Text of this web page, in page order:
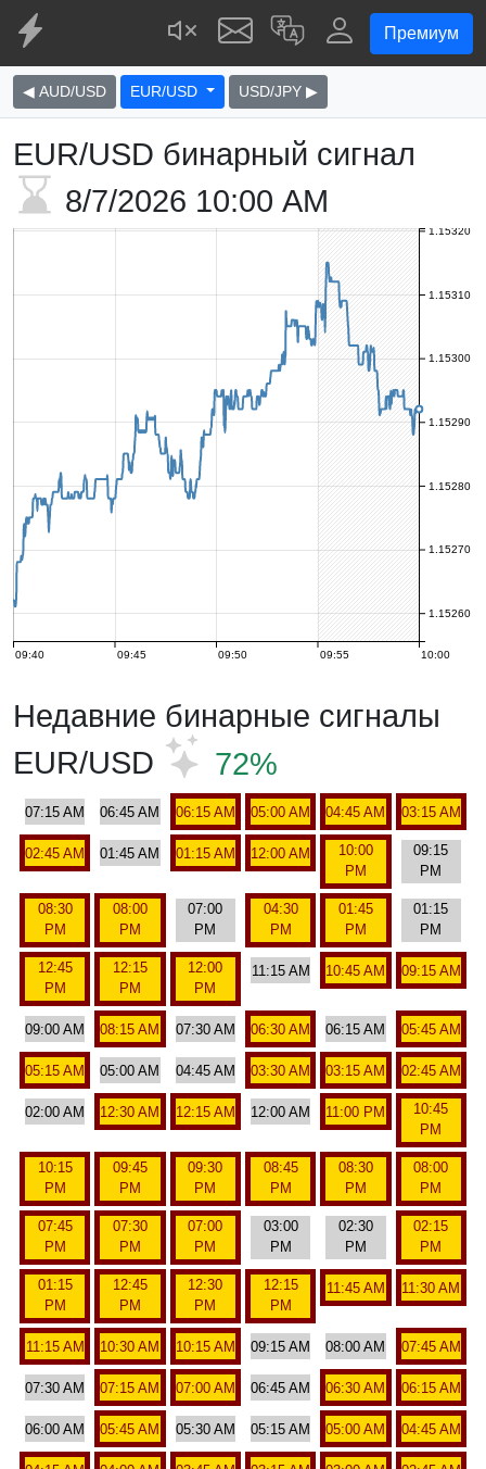
Премиум
◀ AUD/USD EUR/USD USD/JPY ▶
EUR/USD бинарный сигнал
8/7/2026 10:00 AM
09:40 09:45 09:50 09:55 10:00
1.15260
1.15270
1.15280
1.15290
1.15300
1.15310
1.15320
Недавние бинарные сигналы
EUR/USD
72%
07:15 AM 06:45 AM 06:15 AM 05:00 AM 04:45 AM 03:15 AM
02:45 AM 01:45 AM 01:15 AM 12:00 AM
10:00
PM
09:15
PM
08:30
PM
08:00
PM
07:00
PM
04:30
PM
01:45
PM
01:15
PM
12:45
PM
12:15
PM
12:00
PM
11:15 AM 10:45 AM 09:15 AM
09:00 AM 08:15 AM 07:30 AM 06:30 AM 06:15 AM 05:45 AM
05:15 AM 05:00 AM 04:45 AM 03:30 AM 03:15 AM 02:45 AM
02:00 AM 12:30 AM 12:15 AM 12:00 AM 11:00 PM
10:45
PM
10:15
PM
09:45
PM
09:30
PM
08:45
PM
08:30
PM
08:00
PM
07:45
PM
07:30
PM
07:00
PM
03:00
PM
02:30
PM
02:15
PM
01:15
PM
12:45
PM
12:30
PM
12:15
PM
11:45 AM 11:30 AM
11:15 AM 10:30 AM 10:15 AM 09:15 AM 08:00 AM 07:45 AM
07:30 AM 07:15 AM 07:00 AM 06:45 AM 06:30 AM 06:15 AM
06:00 AM 05:45 AM 05:30 AM 05:15 AM 05:00 AM 04:45 AM